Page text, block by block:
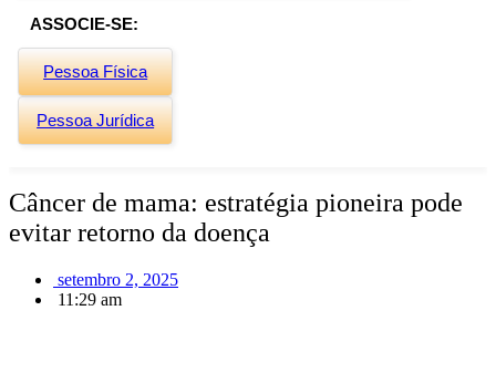
ASSOCIE-SE:
Pessoa Física
Pessoa Jurídica
Câncer de mama: estratégia pioneira pode
evitar retorno da doença
setembro 2, 2025
11:29 am